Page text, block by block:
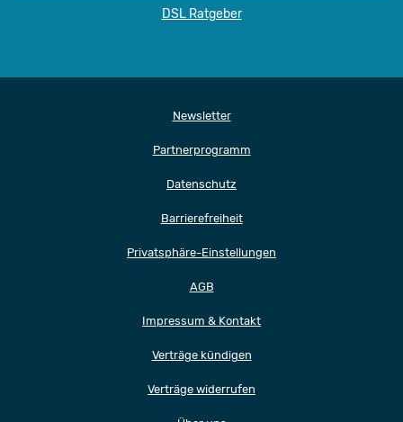
DSL Ratgeber
Newsletter
Partnerprogramm
Datenschutz
Barrierefreiheit
Privatsphäre-Einstellungen
AGB
Impressum & Kontakt
Verträge kündigen
Verträge widerrufen